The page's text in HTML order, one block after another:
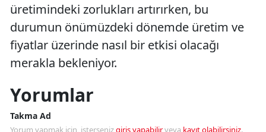
üretimindeki zorlukları artırırken, bu
durumun önümüzdeki dönemde üretim ve
fiyatlar üzerinde nasıl bir etkisi olacağı
merakla bekleniyor.
Yorumlar
Takma Ad
Yorum yapmak için, istersenizgiriş yapabilirveya kayıt olabilirsiniz.